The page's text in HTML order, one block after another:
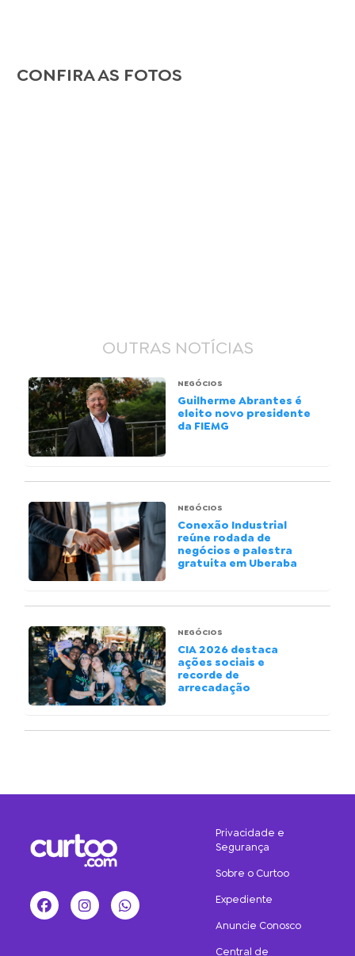
CONFIRA AS FOTOS
OUTRAS NOTÍCIAS
NEGÓCIOS
Guilherme Abrantes é
eleito novo presidente
da FIEMG
NEGÓCIOS
Conexão Industrial
reúne rodada de
negócios e palestra
gratuita em Uberaba
NEGÓCIOS
CIA 2026 destaca
ações sociais e
recorde de
arrecadação
FacebookInstagramWhatsApp
Privacidade e
Segurança
Sobre o Curtoo
Expediente
Anuncie Conosco
Central de